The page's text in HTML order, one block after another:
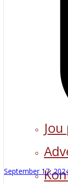
September 17,